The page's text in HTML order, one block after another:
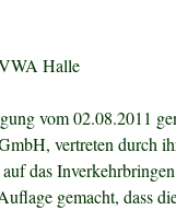
Halle
vom 02.08.2011
vertreten durch
das
gemacht, dass